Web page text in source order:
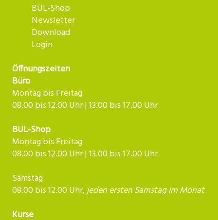
BUL-Shop
Newsletter
Download
Login
Öffnungszeiten
Büro
Montag bis Freitag
08.00 bis 12.00 Uhr | 13.00 bis 17.00 Uhr
BUL-Shop
Montag bis Freitag
08.00 bis 12.00 Uhr | 13.00 bis 17.00 Uhr
Samstag
08.00 bis 12.00 Uhr,jeden ersten Samstag im Monat
Kurse